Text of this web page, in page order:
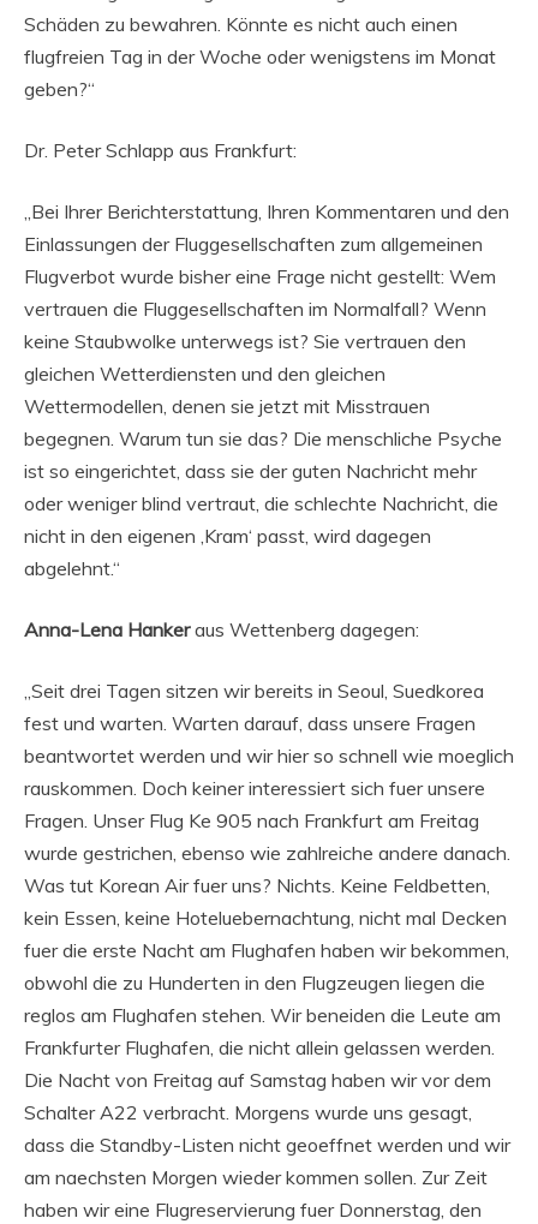
Schäden zu bewahren. Könnte es nicht auch einen
flugfreien Tag in der Woche oder wenigstens im Monat
geben?“
Dr. Peter Schlapp aus Frankfurt:
„Bei Ihrer Berichterstattung, Ihren Kommentaren und den
Einlassungen der Fluggesellschaften zum allgemeinen
Flugverbot wurde bisher eine Frage nicht gestellt: Wem
vertrauen die Fluggesellschaften im Normalfall? Wenn
keine Staubwolke unterwegs ist? Sie vertrauen den
gleichen Wetterdiensten und den gleichen
Wettermodellen, denen sie jetzt mit Misstrauen
begegnen. Warum tun sie das? Die menschliche Psyche
ist so eingerichtet, dass sie der guten Nachricht mehr
oder weniger blind vertraut, die schlechte Nachricht, die
nicht in den eigenen ‚Kram‘ passt, wird dagegen
abgelehnt.“
Anna-Lena Hankeraus Wettenberg dagegen:
„Seit drei Tagen sitzen wir bereits in Seoul, Suedkorea
fest und warten. Warten darauf, dass unsere Fragen
beantwortet werden und wir hier so schnell wie moeglich
rauskommen. Doch keiner interessiert sich fuer unsere
Fragen. Unser Flug Ke 905 nach Frankfurt am Freitag
wurde gestrichen, ebenso wie zahlreiche andere danach.
Was tut Korean Air fuer uns? Nichts. Keine Feldbetten,
kein Essen, keine Hoteluebernachtung, nicht mal Decken
fuer die erste Nacht am Flughafen haben wir bekommen,
obwohl die zu Hunderten in den Flugzeugen liegen die
reglos am Flughafen stehen. Wir beneiden die Leute am
Frankfurter Flughafen, die nicht allein gelassen werden.
Die Nacht von Freitag auf Samstag haben wir vor dem
Schalter A22 verbracht. Morgens wurde uns gesagt,
dass die Standby-Listen nicht geoeffnet werden und wir
am naechsten Morgen wieder kommen sollen. Zur Zeit
haben wir eine Flugreservierung fuer Donnerstag, den